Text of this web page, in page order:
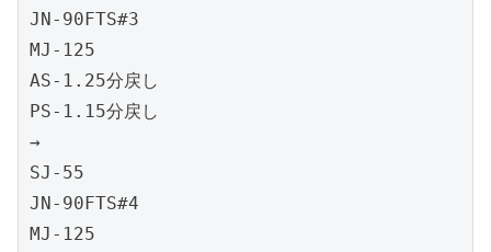
JN-90FTS#3
MJ-125
AS-1.25分戻し
PS-1.15分戻し
→
SJ-55
JN-90FTS#4
MJ-125